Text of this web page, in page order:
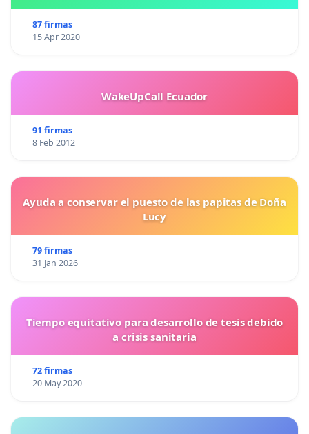
87 firmas
15 Apr 2020
WakeUpCall Ecuador
91 firmas
8 Feb 2012
Ayuda a conservar el puesto de las papitas de Doña
Lucy
79 firmas
31 Jan 2026
Tiempo equitativo para desarrollo de tesis debido
a crisis sanitaria
72 firmas
20 May 2020